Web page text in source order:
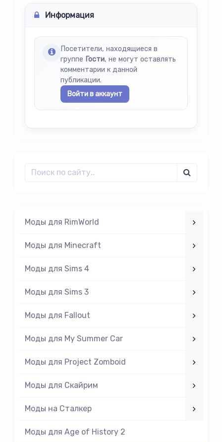
Информация
Посетители, находящиеся в
группе Гости, не могут оставлять
комментарии к данной
публикации.
Войти в аккаунт
Моды для RimWorld
Моды для Minecraft
Моды для Sims 4
Моды для Sims 3
Моды для Fallout
Моды для My Summer Car
Моды для Project Zomboid
Моды для Скайрим
Моды на Cталкер
Моды для Age of History 2